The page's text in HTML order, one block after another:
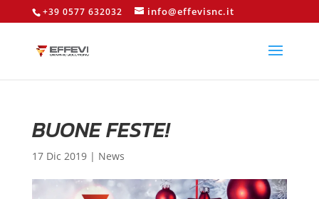
+39 0577 632032 info@effevisnc.it
BUONE FESTE!
17 Dic 2019| News